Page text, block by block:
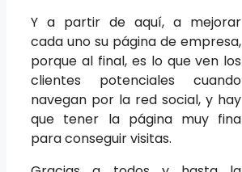
Y a partir de aquí, a mejorar
cada uno su página de empresa,
porque al final, es lo que ven los
clientes potenciales cuando
navegan por la red social, y hay
que tener la página muy fina
para conseguir visitas.